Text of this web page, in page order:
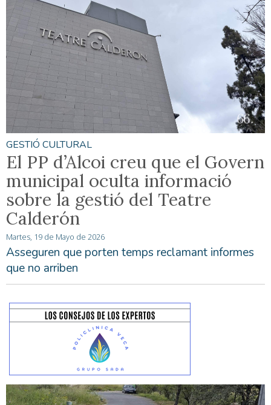
GESTIÓ CULTURAL
El PP d’Alcoi creu que el Govern
municipal oculta informació
sobre la gestió del Teatre
Calderón
Martes, 19 de Mayo de 2026
Asseguren que porten temps reclamant informes
que no arriben